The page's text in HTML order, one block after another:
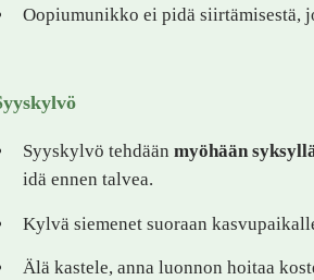
Oopiumunikko ei pidä siirtämisestä,
Syyskylvö tehdäänmyöhään
idä ennen talvea.
Kylvä siemenet suoraan
Älä kastele, anna luonnon hoitaa